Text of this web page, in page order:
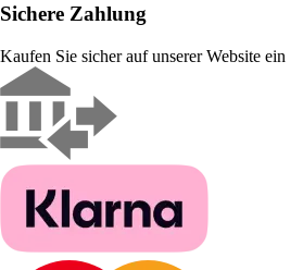
Sichere Zahlung
Kaufen Sie sicher auf unserer Website ein